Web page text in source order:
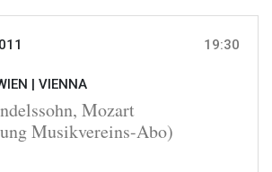
19:30
| VIENNA
Mozart
Musikvereins-Abo)